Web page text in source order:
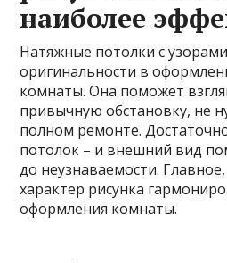
наиболее
Натяжные потолки с
оригинальности в
комнаты. Она поможет
привычную обстановку, не
полном ремонте.
потолок – и внешний вид
до неузнаваемости.
характер рисунка
оформления комнаты.